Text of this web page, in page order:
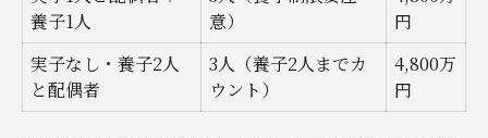
養子1人
意）
円
実子なし・養子2人
と配偶者
3人（養子2人までカ
ウント）
4,800万
円